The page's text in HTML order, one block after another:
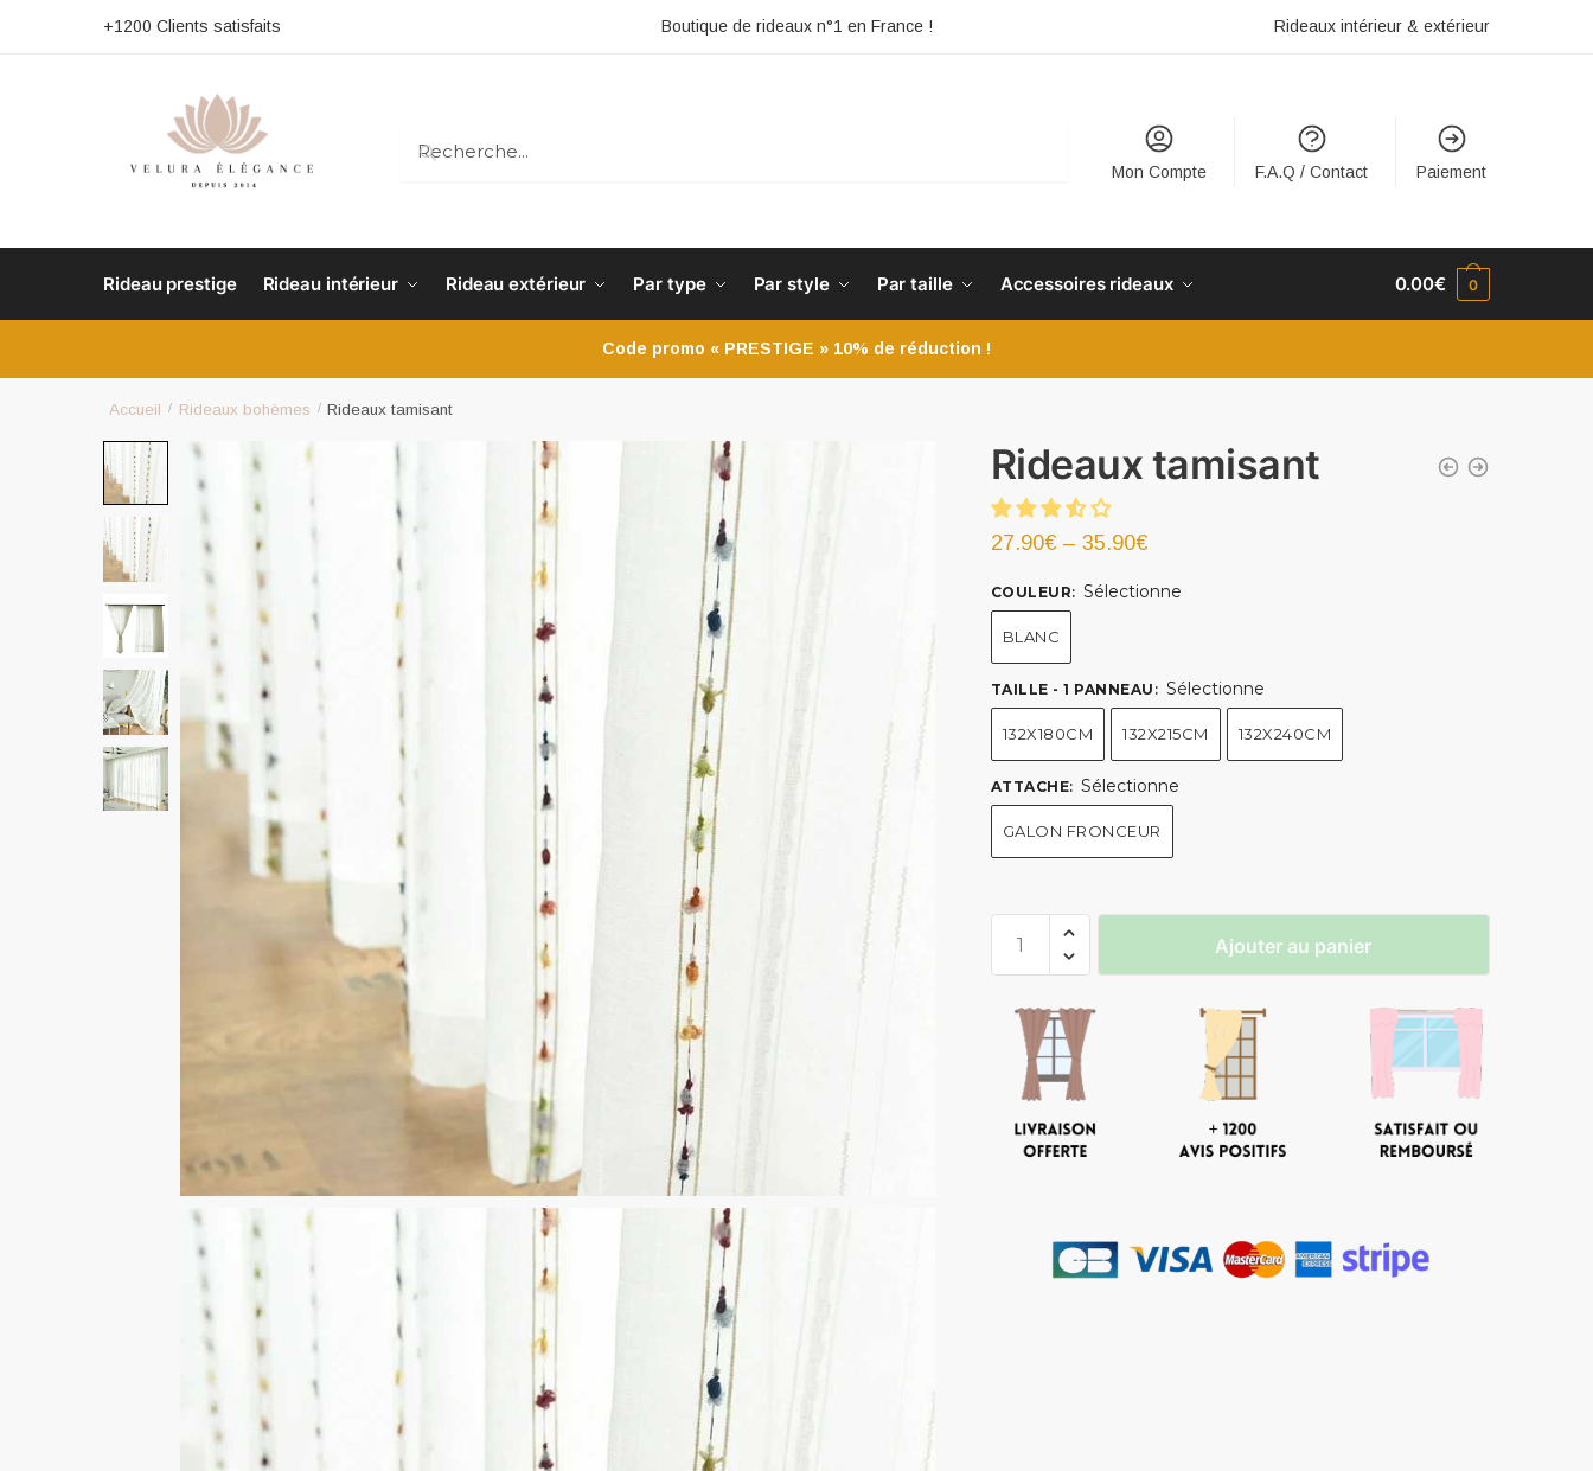
+1200 Clients satisfaits Boutique de rideaux n°1 en France ! Rideaux intérieur & extérieur
RECHERCHE
Mon Compte
F.A.Q / Contact Paiement
Rideau prestige Rideau intérieur Rideau extérieur Par type Par style Par taille Accessoires rideaux 0.00€ 0
Code promo « PRESTIGE » 10% de réduction !
Accueil / Rideaux bohèmes / Rideaux tamisant
Rideaux tamisant
27.90€– 35.90€
COULEUR: Sélectionne
BLANC
TAILLE - 1 PANNEAU : Sélectionne
132X180CM 132X215CM 132X240CM
ATTACHE: Sélectionne
GALON FRONCEUR
Ajouter au panier